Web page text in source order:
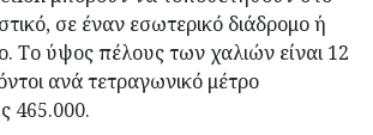
σε έναν εσωτερικό διάδρομο ή
Το ύψος πέλους των χαλιών είναι 12
ανά τετραγωνικό μέτρο
465.000.